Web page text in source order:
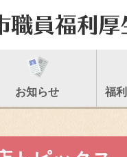
お知らせ 福